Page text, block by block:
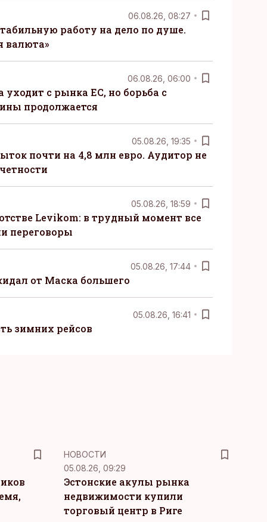
06.08.26, 08:27
работу на дело по душе.
валюта»
06.08.26, 06:00
уходит с рынка ЕС, но борьба с
продолжается
05.08.26, 19:35
почти на 4,8 млн евро. Аудитор не
05.08.26, 18:59
Levikom: в трудный момент все
переговоры
05.08.26, 17:44
от Маска большего
05.08.26, 16:41
зимних рейсов
НОВОСТИ
05.08.26, 09:29
Эстонские акулы рынка
недвижимости купили
торговый центр в Риге